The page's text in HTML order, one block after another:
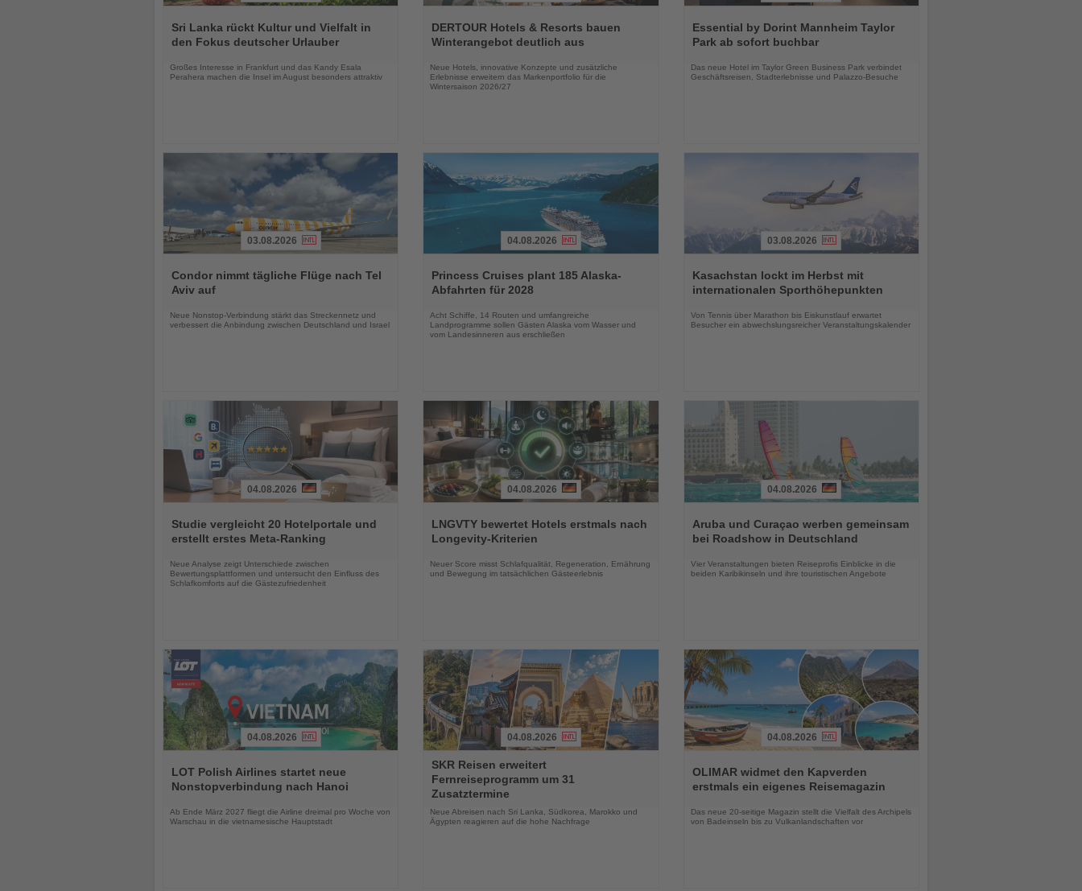
Sie
die
Sri Lanka rückt Kultur und Vielfalt in
den Fokus deutscher Urlauber
Großes Interesse in Frankfurt und das Kandy Esala
Perahera machen die Insel im August besonders attraktiv
Sie
die
Nachrichten
DERTOUR Hotels & Resorts bauen
Winterangebot deutlich aus
Neue Hotels, innovative Konzepte und zusätzliche
Erlebnisse erweitern das Markenportfolio für die
Wintersaison 2026/27
Sie
die
Essential by Dorint Mannheim Taylor
Park ab sofort buchbar
Das neue Hotel im Taylor Green Business Park verbindet
Geschäftsreisen, Stadterlebnisse und Palazzo-Besuche
Sie
die
03.08.2026
Condor nimmt tägliche Flüge nach Tel
Aviv auf
Neue Nonstop-Verbindung stärkt das Streckennetz und
verbessert die Anbindung zwischen Deutschland und Israel
Sie
die
04.08.2026
Princess Cruises plant 185 Alaska-
Abfahrten für 2028
Acht Schiffe, 14 Routen und umfangreiche
Landprogramme sollen Gästen Alaska vom Wasser und
vom Landesinneren aus erschließen
Sie
die
03.08.2026
Kasachstan lockt im Herbst mit
internationalen Sporthöhepunkten
Von Tennis über Marathon bis Eiskunstlauf erwartet
Besucher ein abwechslungsreicher Veranstaltungskalender
Sie
die
04.08.2026
Studie vergleicht 20 Hotelportale und
erstellt erstes Meta-Ranking
Neue Analyse zeigt Unterschiede zwischen
Bewertungsplattformen und untersucht den Einfluss des
Schlafkomforts auf die Gästezufriedenheit
Sie
die
Nachrichten
04.08.2026
LNGVTY bewertet Hotels erstmals nach
Longevity-Kriterien
Neuer Score misst Schlafqualität, Regeneration, Ernährung
und Bewegung im tatsächlichen Gästeerlebnis
Sie
die
04.08.2026
Aruba und Curaçao werben gemeinsam
bei Roadshow in Deutschland
Vier Veranstaltungen bieten Reiseprofis Einblicke in die
beiden Karibikinseln und ihre touristischen Angebote
Sie
die
Nachrichten
04.08.2026
LOT Polish Airlines startet neue
Nonstopverbindung nach Hanoi
Ab Ende März 2027 fliegt die Airline dreimal pro Woche von
Warschau in die vietnamesische Hauptstadt
Sie
die
Nachrichten
04.08.2026
SKR Reisen erweitert
Fernreiseprogramm um 31
Zusatztermine
Neue Abreisen nach Sri Lanka, Südkorea, Marokko und
Ägypten reagieren auf die hohe Nachfrage
Sie
die
04.08.2026
OLIMAR widmet den Kapverden
erstmals ein eigenes Reisemagazin
Das neue 20-seitige Magazin stellt die Vielfalt des Archipels
von Badeinseln bis zu Vulkanlandschaften vor